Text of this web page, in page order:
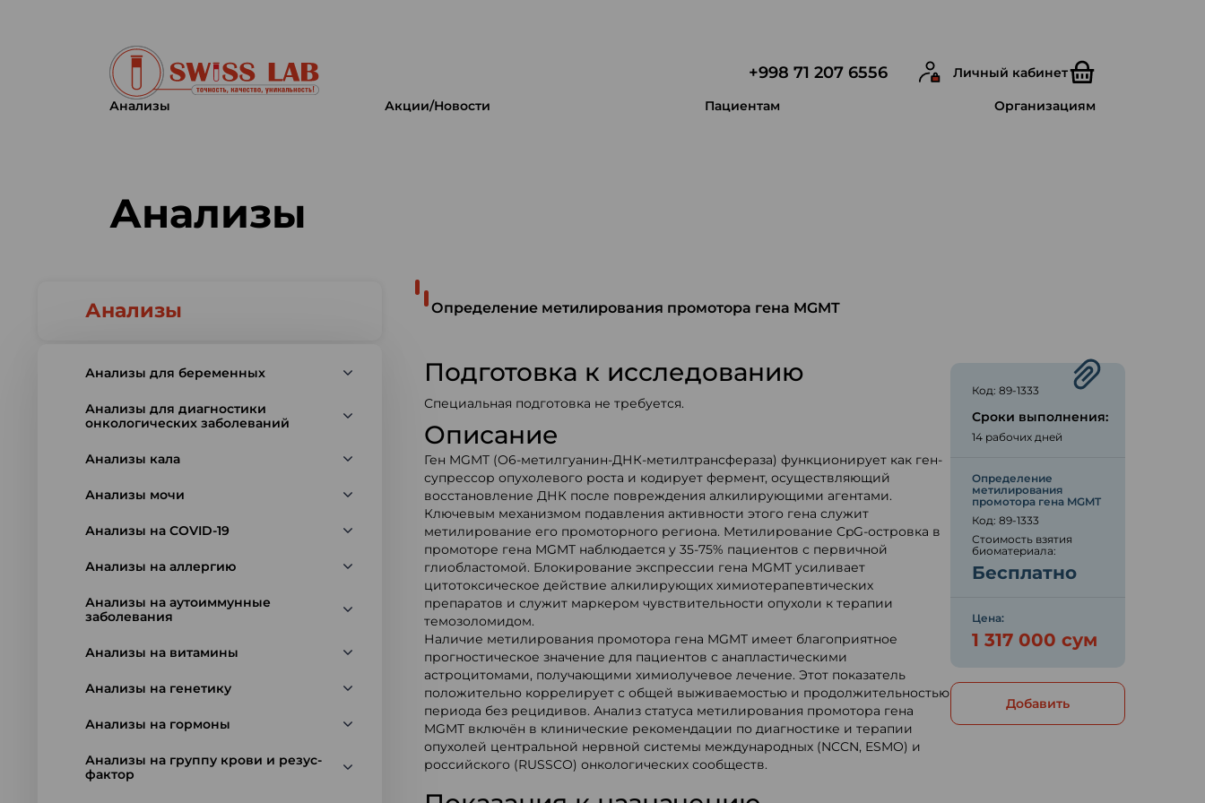
+998 71 207 6556 Личный кабинет
Анализы Акции/Новости Пациентам Организациям
Анализы
Анализы
Анализы для беременных
Анализы для диагностики
онкологических заболеваний
Анализы кала
Анализы мочи
Анализы на COVID-19
Анализы на аллергию
Анализы на аутоиммунные
заболевания
Анализы на витамины
Анализы на генетику
Анализы на гормоны
Анализы на группу крови и резус-
фактор
Определение метилирования промотора гена MGMT
Подготовка к исследованию
Специальная подготовка не требуется.
Описание
Ген MGMT (О6-метилгуанин-ДНК-метилтрансфераза) функционирует как ген-
супрессор опухолевого роста и кодирует фермент, осуществляющий
восстановление ДНК после повреждения алкилирующими агентами.
Ключевым механизмом подавления активности этого гена служит
метилирование его промоторного региона. Метилирование CpG-островка в
промоторе гена MGMT наблюдается у 35-75% пациентов с первичной
глиобластомой. Блокирование экспрессии гена MGMT усиливает
цитотоксическое действие алкилирующих химиотерапевтических
препаратов и служит маркером чувствительности опухоли к терапии
темозоломидом.
Наличие метилирования промотора гена MGMT имеет благоприятное
прогностическое значение для пациентов с анапластическими
астроцитомами, получающими химиолучевое лечение. Этот показатель
положительно коррелирует с общей выживаемостью и продолжительностью
периода без рецидивов. Анализ статуса метилирования промотора гена
MGMT включён в клинические рекомендации по диагностике и терапии
опухолей центральной нервной системы международных (NCCN, ESMO) и
российского (RUSSCO) онкологических сообществ.
Код: 89-1333
Сроки выполнения:
14 рабочих дней
Определение
метилирования
промотора гена MGMT
Код: 89-1333
Стоимость взятия
биоматериала:
Бесплатно
Цена:
1 317 000 сум
Добавить